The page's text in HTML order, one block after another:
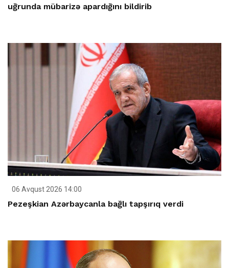
uğrunda mübarizə apardığını bildirib
06 Avqust 2026 14:00
Pezeşkian Azərbaycanla bağlı tapşırıq verdi